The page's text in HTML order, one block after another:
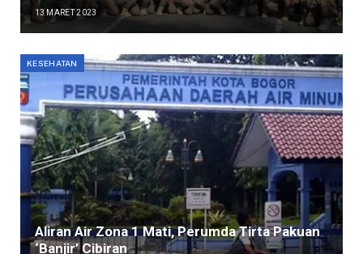
13 MARET 2023
KESEHATAN
Aliran Air Zona 1 Mati, Perumda Tirta Pakuan
‘Banjir’ Cibiran